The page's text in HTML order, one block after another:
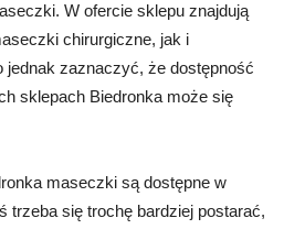
W ofercie sklepu znajdują
chirurgiczne, jak i
jednak zaznaczyć, że dostępność
sklepach Biedronka może się
maseczki są dostępne w
trzeba się trochę bardziej postarać,